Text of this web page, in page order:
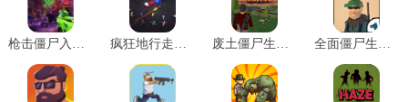
枪击僵尸入侵防御 v0.2 疯狂地行走僵尸 v2.3 废土僵尸生存内置 v0.7.2.4 全面僵尸生存模拟 v0.01